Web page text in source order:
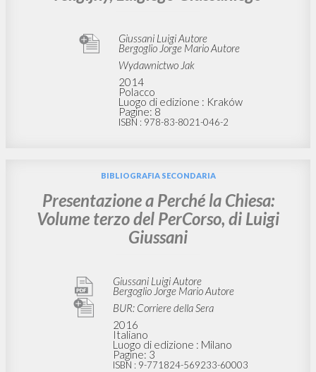
Giussani Luigi Autore
Bergoglio Jorge Mario Autore
Wydawnictwo Jak
2014
Polacco
Luogo di edizione : Kraków
Pagine: 8
ISBN : 978-83-8021-046-2
BIBLIOGRAFIA SECONDARIA
Presentazione a Perché la Chiesa:
Volume terzo del PerCorso, di Luigi
Giussani
Giussani Luigi Autore
Bergoglio Jorge Mario Autore
BUR: Corriere della Sera
2016
Italiano
Luogo di edizione : Milano
Pagine: 3
ISBN : 9-771824-569233-60003